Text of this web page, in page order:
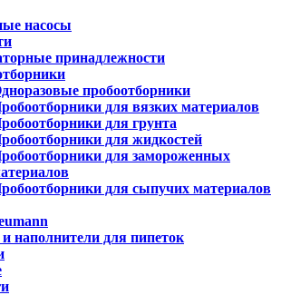
насосы
принадлежности
пробоотборники
для вязких материалов
для грунта
для жидкостей
для замороженных
для сыпучих материалов
наполнители для пипеток